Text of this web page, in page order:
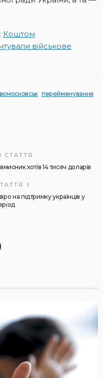
Коштом
військове
перейменування
СТАТТЯ
хотів 14 тисяч доларів
на підтримку українців у